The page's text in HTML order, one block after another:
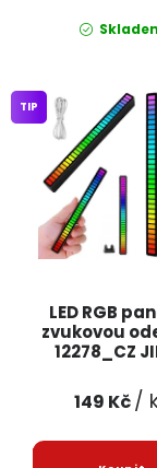
LED RGB
zvukovou
12278_CZ
TIP
149 Kč/